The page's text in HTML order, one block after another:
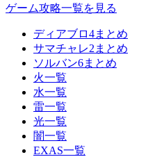
ゲーム攻略一覧を見る
ディアブロ4まとめ
サマチャレ2まとめ
ソルバン6まとめ
火一覧
水一覧
雷一覧
光一覧
闇一覧
EXAS一覧